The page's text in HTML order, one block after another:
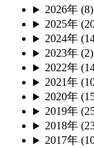
2026年 (8)
2025年
2024年
2023年 (2)
2022年
2021年
2020年
2019年
2018年
2017年